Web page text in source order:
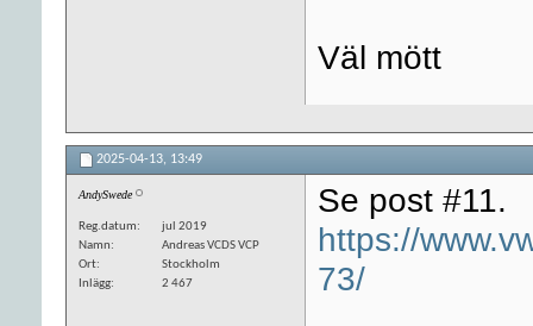
Väl mött
2025-04-13, 13:49
AndySwede
Reg.datum
jul 2019
Namn
Andreas VCDS VCP
Ort
Stockholm
Inlägg
2 467
Se post #11.
https://
73/